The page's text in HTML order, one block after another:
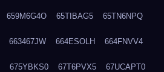
659M6G4O 65TIBAG5 65TN6NPQ
663467JW 664ESOLH 664FNVV4
675YBKS0 67T6PVX5 67UCAPT0